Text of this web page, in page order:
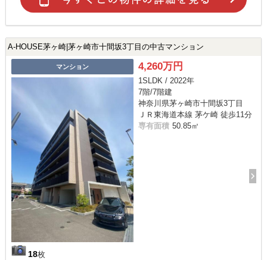
A-HOUSE茅ヶ崎|茅ヶ崎市十間坂3丁目の中古マンション
マンション
18枚
4,260万円
1SLDK / 2022年
7階/7階建
神奈川県茅ヶ崎市十間坂3丁目
ＪＲ東海道本線 茅ケ崎 徒歩11分
専有面積 50.85㎡